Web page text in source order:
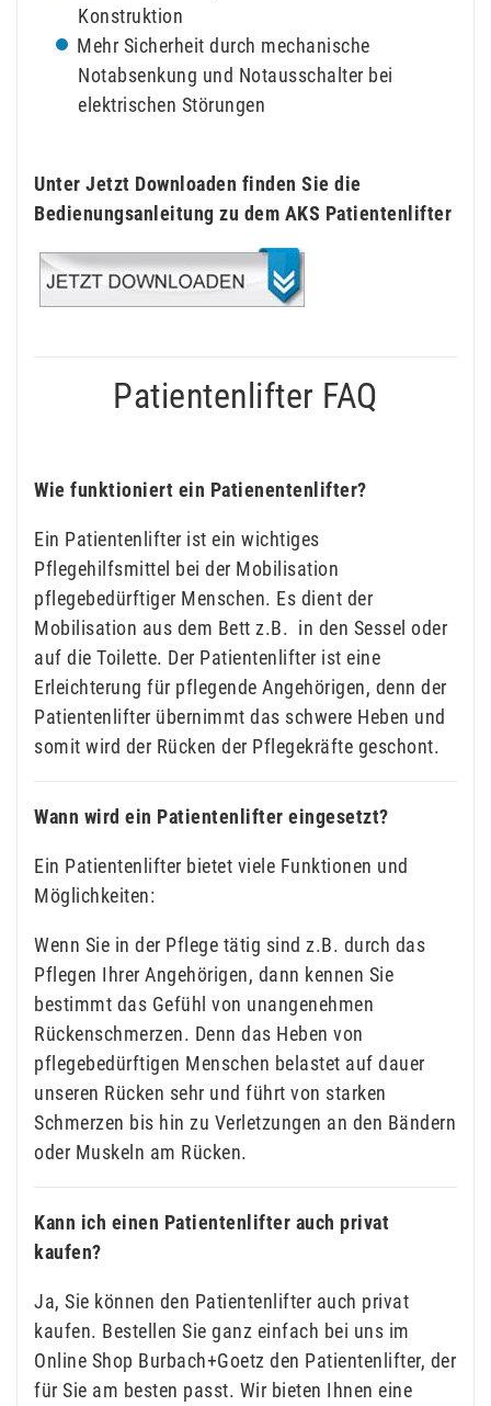
Konstruktion
Mehr Sicherheit durch mechanische
Notabsenkung und Notausschalter bei
elektrischen Störungen
Unter Jetzt Downloaden finden Sie die
Bedienungsanleitung zu dem AKS Patientenlifter
Patientenlifter FAQ
Wie funktioniert ein Patienentenlifter?
Ein Patientenlifter ist ein wichtiges
Pflegehilfsmittel bei der Mobilisation
pflegebedürftiger Menschen. Es dient der
Mobilisation aus dem Bett z.B. in den Sessel oder
auf die Toilette. Der Patientenlifter ist eine
Erleichterung für pflegende Angehörigen, denn der
Patientenlifter übernimmt das schwere Heben und
somit wird der Rücken der Pflegekräfte geschont.
Wann wird ein Patientenlifter eingesetzt?
Ein Patientenlifter bietet viele Funktionen und
Möglichkeiten:
Wenn Sie in der Pflege tätig sind z.B. durch das
Pflegen Ihrer Angehörigen, dann kennen Sie
bestimmt das Gefühl von unangenehmen
Rückenschmerzen. Denn das Heben von
pflegebedürftigen Menschen belastet auf dauer
unseren Rücken sehr und führt von starken
Schmerzen bis hin zu Verletzungen an den Bändern
oder Muskeln am Rücken.
Kann ich einen Patientenlifter auch privat
kaufen?
Ja, Sie können den Patientenlifter auch privat
kaufen. Bestellen Sie ganz einfach bei uns im
Online Shop Burbach+Goetz den Patientenlifter, der
für Sie am besten passt. Wir bieten Ihnen eine